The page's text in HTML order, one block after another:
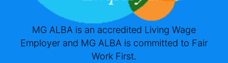
MG ALBA is an accredited Living Wage
Employer and MG ALBA is committed to Fair
Work First.